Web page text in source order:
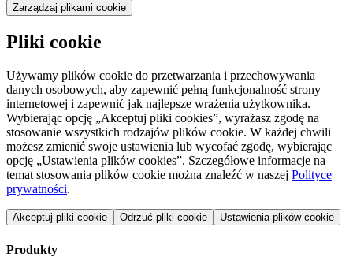
Zarządzaj plikami cookie
Pliki cookie
Używamy plików cookie do przetwarzania i przechowywania
danych osobowych, aby zapewnić pełną funkcjonalność strony
internetowej i zapewnić jak najlepsze wrażenia użytkownika.
Wybierając opcję „Akceptuj pliki cookies”, wyrażasz zgodę na
stosowanie wszystkich rodzajów plików cookie. W każdej chwili
możesz zmienić swoje ustawienia lub wycofać zgodę, wybierając
opcję „Ustawienia plików cookies”. Szczegółowe informacje na
temat stosowania plików cookie można znaleźć w naszej Polityce
prywatności.
Akceptuj pliki cookie Odrzuć pliki cookie Ustawienia plików cookie
Produkty